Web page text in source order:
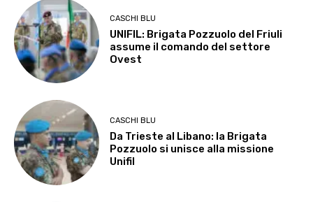
CASCHI BLU
UNIFIL: Brigata Pozzuolo del Friuli
assume il comando del settore
Ovest
CASCHI BLU
Da Trieste al Libano: la Brigata
Pozzuolo si unisce alla missione
Unifil